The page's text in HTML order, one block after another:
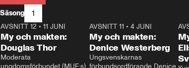
Säsong 1
26:27
AVSNITT 12 • 11 JUNI
My och makten:
Douglas Thor
Moderata
ungdomsförbundet (MUF:s)
23:40
AVSNITT 11 •4 JUNI
My och makten:
Denice Westerberg
Ungsvenskarnas
förbundsordförande Denice